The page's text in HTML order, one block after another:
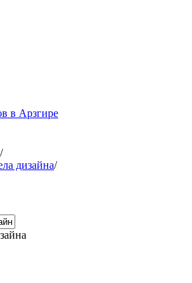
в Арзгире
/
дизайна/